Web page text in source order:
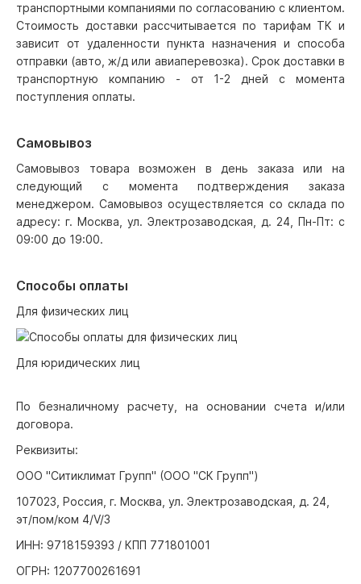
транспортными компаниями по согласованию с клиентом.
Стоимость доставки рассчитывается по тарифам ТК и
зависит от удаленности пункта назначения и способа
отправки (авто, ж/д или авиаперевозка). Срок доставки в
транспортную компанию - от 1-2 дней с момента
поступления оплаты.
Самовывоз
Самовывоз товара возможен в день заказа или на
следующий с момента подтверждения заказа
менеджером. Самовывоз осуществляется со склада по
адресу: г. Москва, ул. Электрозаводская, д. 24, Пн-Пт: с
09:00 до 19:00.
Способы оплаты
Для физических лиц
Для юридических лиц
По безналичному расчету, на основании счета и/или
договора.
Реквизиты:
ООО "Ситиклимат Групп" (ООО "СК Групп")
107023, Россия, г. Москва, ул. Электрозаводская, д. 24,
эт/пом/ком 4/V/3
ИНН: 9718159393 / КПП 771801001
ОГРН: 1207700261691